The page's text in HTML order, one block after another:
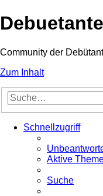
Community der
Zum Inhalt
Schnellzugriff
Aktive
Suche